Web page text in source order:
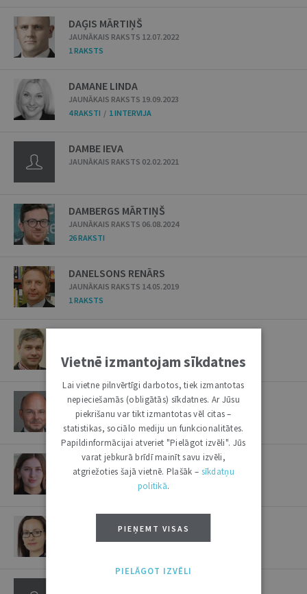
DAĢIS MĀRTIŅŠ
JAUNĀKAIS RAKSTS 12.07.2022
1 RAKSTS
DAMANE LINDA
JAUNĀKAIS RAKSTS 19.09.2023
4 RAKSTI / 1 INTERVIJA
DAMBE IEVA
JAUNĀKAIS RAKSTS 02.02.2021
DAMBERGS MĀRTIŅŠ
JAUNĀKAIS RAKSTS 06.08.2024
26 RAKSTI
DANELSONS RENĀRS
JAUNĀKAIS RAKSTS 14.05.2019
1 RAKSTS
2 RAKSTI
DANOVSKIS EDVĪNS
JAUNĀKAIS RAKSTS 09.06.2026
31 RAKSTI /3 INTERVIJAS
DARČIKA LINDA
JAUNĀKAIS RAKSTS 18.06.2024
DĀRZIŅA IVETA
JAUNĀKAIS RAKSTS 11.01.2022
Vietnē izmantojam sīkdatnes
Lai vietne pilnvērtīgi darbotos, tiek izmantotas
nepieciešamās (obligātās) sīkdatnes. Ar Jūsu
piekrišanu var tikt izmantotas vēl citas –
statistikas, sociālo mediju un funkcionalitātes.
Papildinformācijai atveriet "Pielāgot izvēli". Jūs
varat jebkurā brīdī mainīt savu izvēli,
atgriežoties šajā vietnē. Plašāk – sīkdatņu
politikā.
PIEŅEMT VISAS
PIELĀGOT IZVĒLI